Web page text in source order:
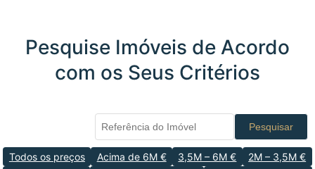
Pesquise Imóveis de Acordo
com os Seus Critérios
Pesquisar
Todos os preços Acima de 6M € 3,5M – 6M €
2M – 3,5M €